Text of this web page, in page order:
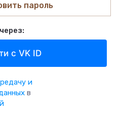
пароль
с VK ID
и
в